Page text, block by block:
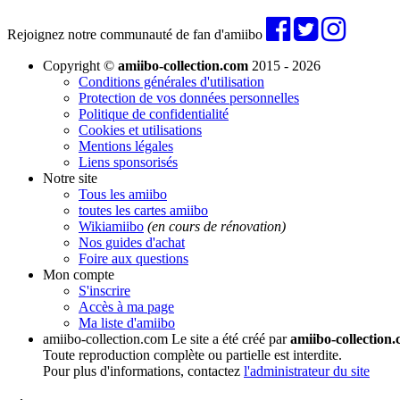
Rejoignez notre communauté de fan d'amiibo
Copyright © amiibo-collection.com 2015 - 2026
Conditions générales d'utilisation
Protection de vos données personnelles
Politique de confidentialité
Cookies et utilisations
Mentions légales
Liens sponsorisés
Notre site
Tous les amiibo
toutes les cartes amiibo
Wikiamiibo (en cours de rénovation)
Nos guides d'achat
Foire aux questions
Mon compte
S'inscrire
Accès à ma page
Ma liste d'amiibo
amiibo-collection.com Le site a été créé paramiibo-
Toute reproduction complète ou partielle est interdite.
Pour plus d'informations, contactez l'administrateur du site